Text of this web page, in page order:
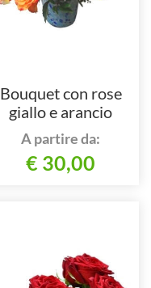
Bouquet con rose
giallo e arancio
A partire da:
€ 30,00